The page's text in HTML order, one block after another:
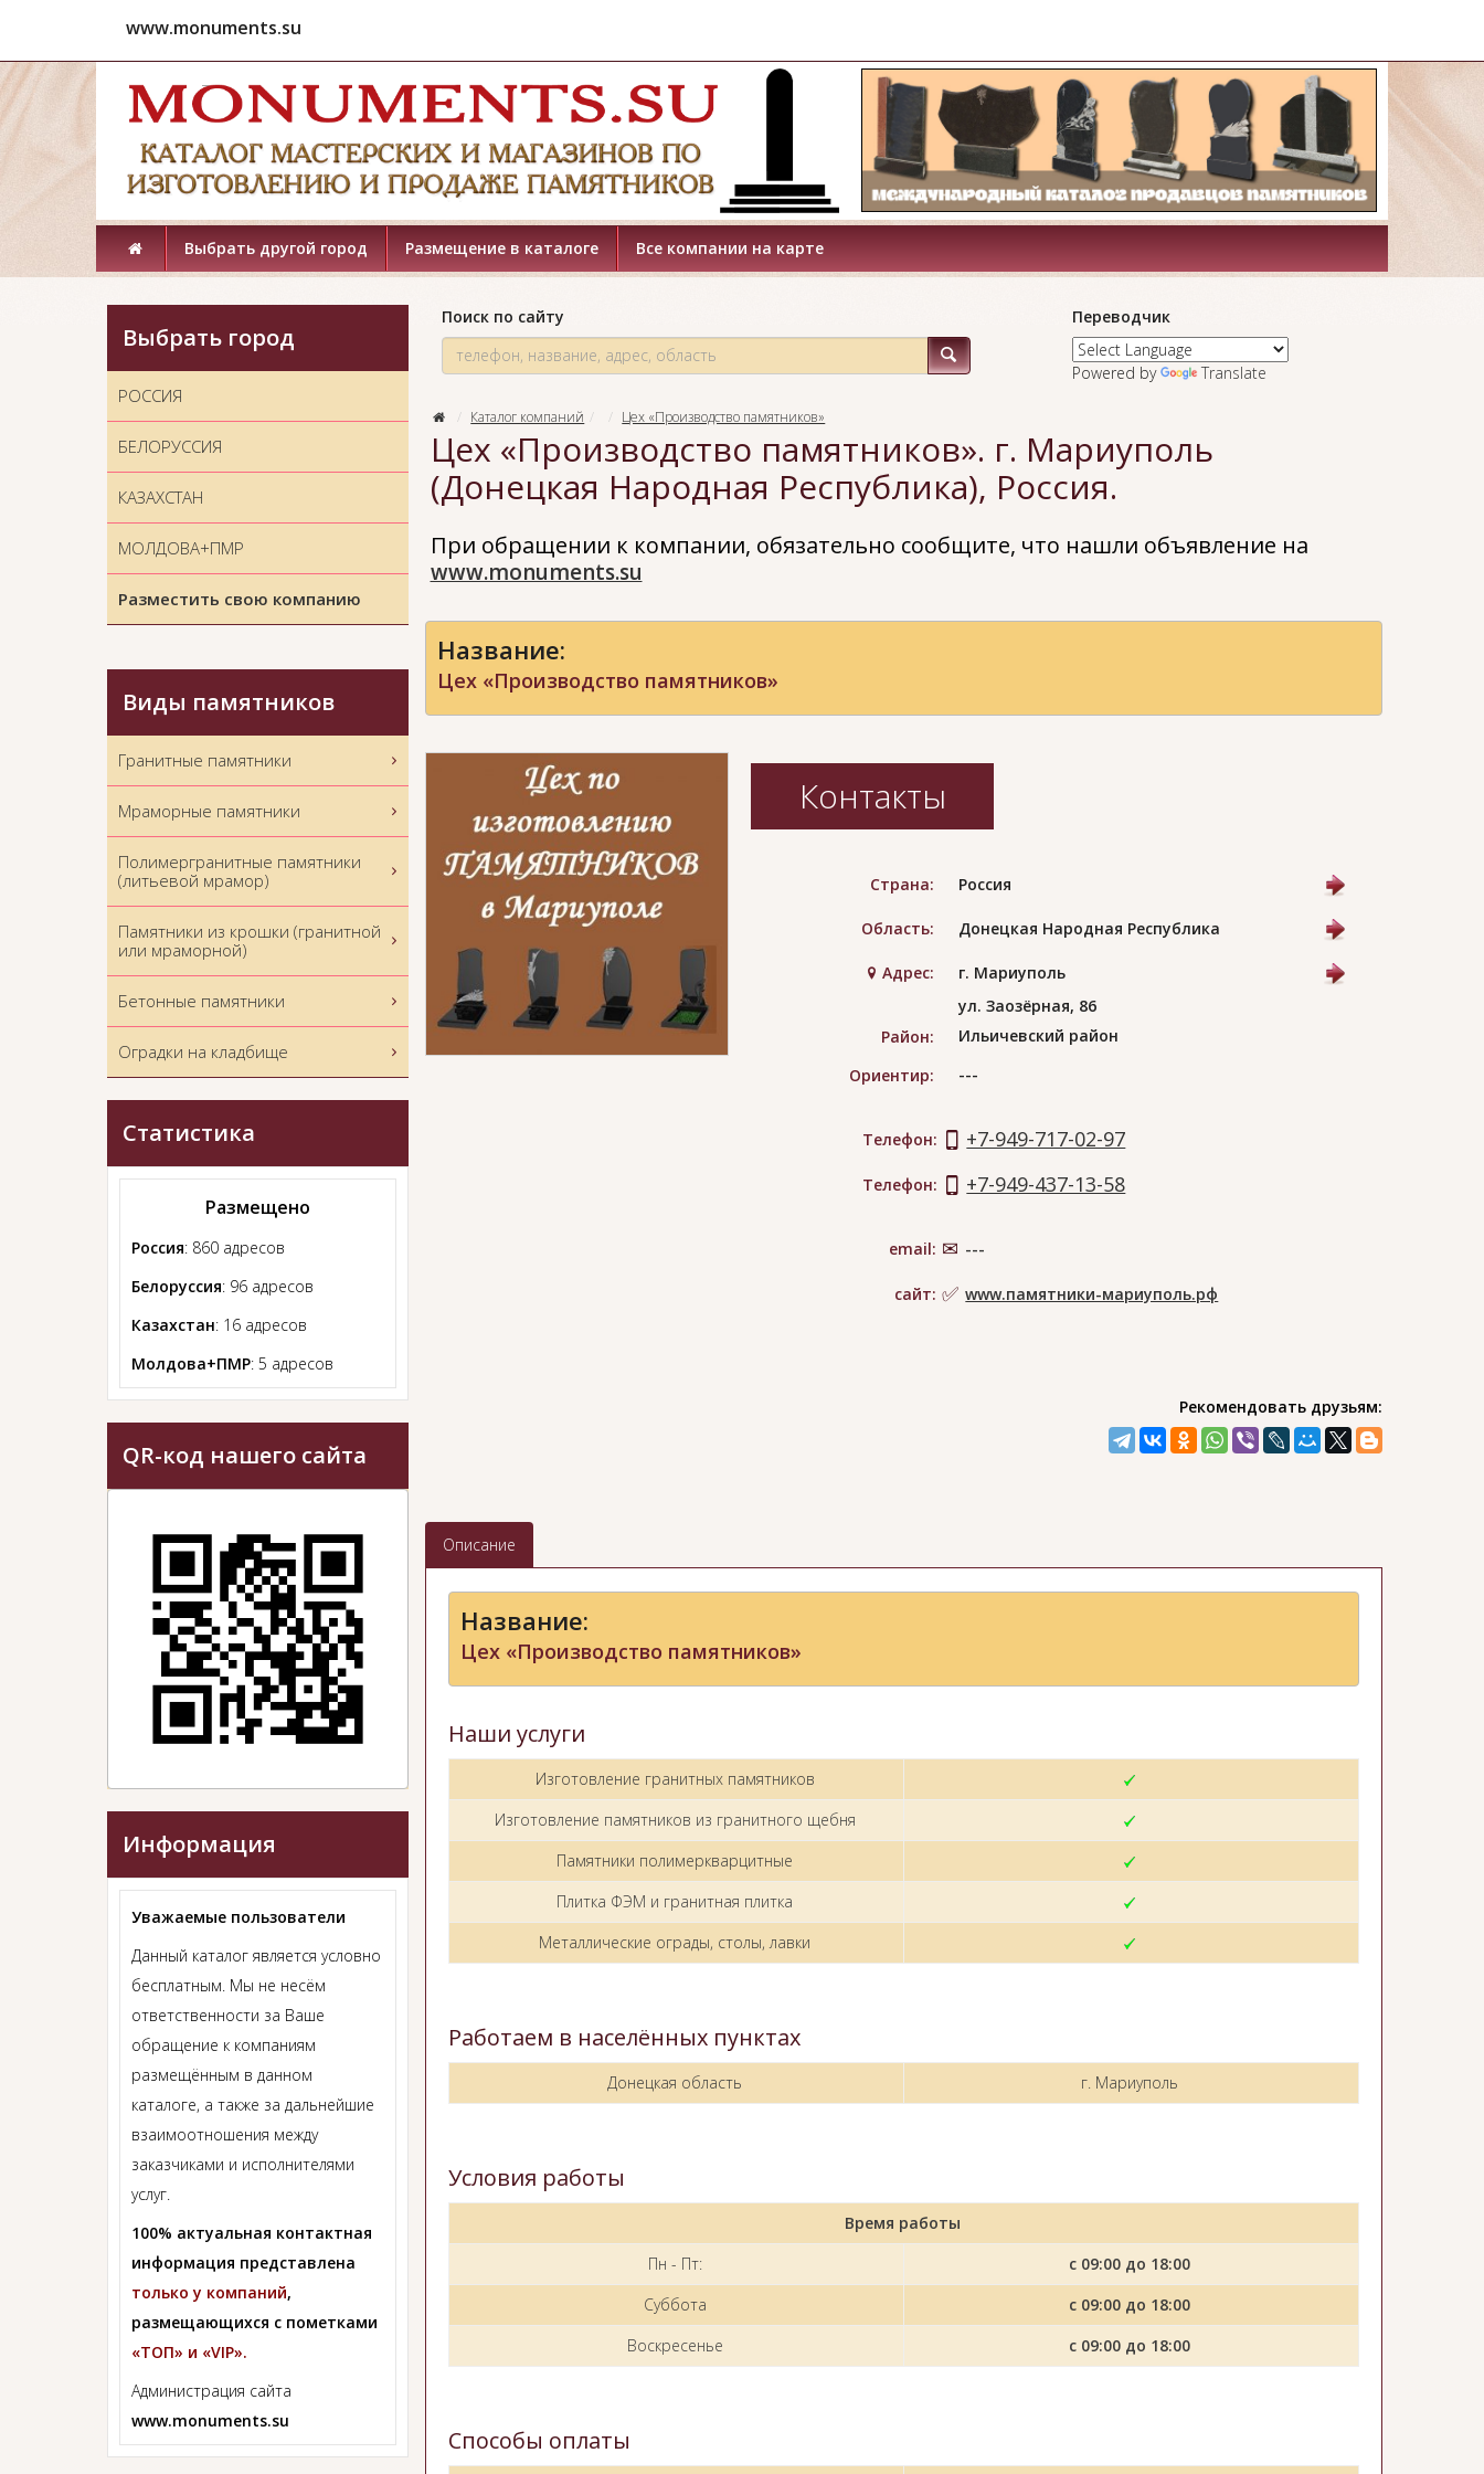
www.monuments.su
Выбрать другой город Размещение в каталоге Все компании на карте
Поиск по сайту Переводчик
Powered by Translate
Каталог компаний Цех «Производство памятников»
Цех «Производство памятников». г. Мариуполь
(Донецкая Народная Республика), Россия.
При обращении к компании, обязательно сообщите, что нашли объявление на
www.monuments.su
Название:
Цех «Производство памятников»
Контакты
Страна: Россия
Область: Донецкая Народная Республика
Адрес:
г. Мариуполь
ул. Заозёрная, 86
Район:
Ильичевский район
Ориентир:
---
Телефон: +7-949-717-02-97
Телефон: +7-949-437-13-58
email: ---
сайт: www.памятники-мариуполь.рф
Рекомендовать друзьям:
Описание
Название:
Цех «Производство памятников»
Наши услуги
Изготовление гранитных памятников
Изготовление памятников из гранитного щебня
Памятники полимеркварцитные
Плитка ФЭМ и гранитная плитка
Металлические ограды, столы, лавки
Работаем в населённых пунктах
Донецкая область г. Мариуполь
Условия работы
Время работы
Пн - Пт:
с 09:00 до 18:00
Суббота
с 09:00 до 18:00
Воскресенье
с 09:00 до 18:00
Способы оплаты
Выбрать город
РОССИЯ
БЕЛОРУССИЯ
КАЗАХСТАН
МОЛДОВА+ПМР
Разместить свою компанию
Виды памятников
Гранитные памятники
Мраморные памятники
Полимергранитные памятники
(литьевой мрамор)
Памятники из крошки (гранитной
или мраморной)
Бетонные памятники
Оградки на кладбище
Статистика
Размещено
Россия: 860 адресов
Белоруссия: 96 адресов
Казахстан: 16 адресов
Молдова+ПМР: 5 адресов
QR-код нашего сайта
Информация
Уважаемые пользователи
Данный каталог является условно
бесплатным. Мы не несём
ответственности за Ваше
обращение к компаниям
размещённым в данном
каталоге, а также за дальнейшие
взаимоотношения между
заказчиками и исполнителями
услуг.
100% актуальная контактная
информация представлена
только у компаний,
размещающихся с пометками
«ТОП» и «VIP».
Администрация сайта
www.monuments.su